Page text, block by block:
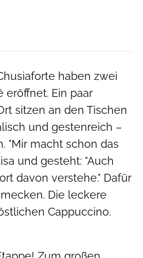
haben zwei
eröffnet. Ein paar
sitzen an den Tischen
und gestenreich –
"Mir macht schon das
und gesteht: "Auch
davon verstehe." Dafür
Die leckere
Cappuccino.